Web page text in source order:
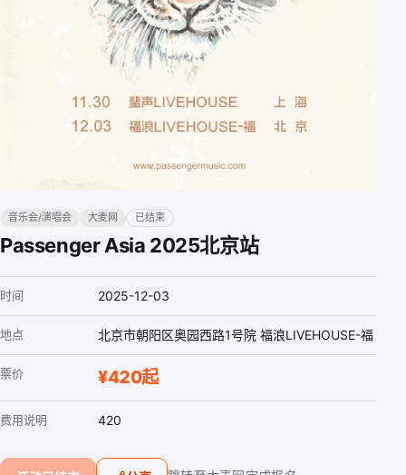
音乐会/演唱会 大麦网 已结束
Passenger Asia 2025北京站
时间 2025-12-03
地点 北京市朝阳区奥园西路1号院 福浪LIVEHOUSE-福
票价 ¥420起
费用说明 420